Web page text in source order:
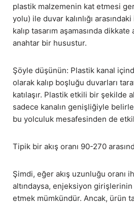
plastik malzemenin kat etmesi
yolu) ile duvar kalınlığı
kalıp tasarım aşamasında dikkate
anahtar bir husustur.
Şöyle düşünün: Plastik kanal
olarak kalıp boşluğu duvarları
katılaşır. Plastik etkili bir şekilde
sadece kanalın genişliğiyle
bu yolculuk mesafesinden de
Tipik bir akış oranı 90-270
Şimdi, eğer akış uzunluğu oranı
altındaysa, enjeksiyon girişlerinin
etmek mümkündür. Ancak, ürün